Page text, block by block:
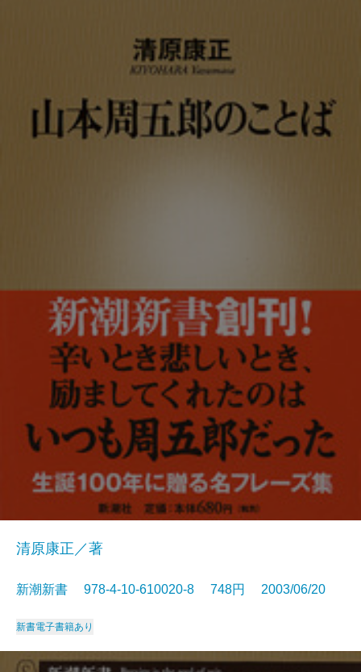
清原康正／著
新潮新書 978-4-10-610020-8 748円 2003/06/20
新書電子書籍あり